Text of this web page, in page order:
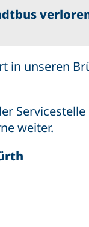
in unseren
weiter.